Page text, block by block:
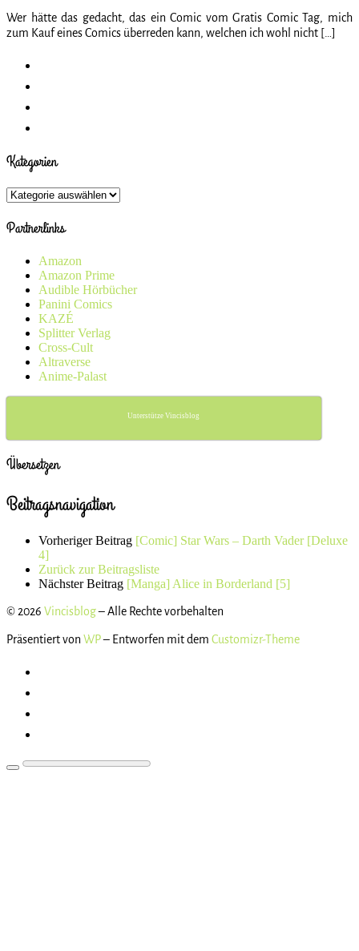
Wer hätte das gedacht, das ein Comic vom Gratis Comic Tag, mich
zum Kauf eines Comics überreden kann, welchen ich wohl nicht […]
Kategorien
Kategorien
Partnerlinks
Amazon
Amazon Prime
Audible Hörbücher
Panini Comics
KAZÉ
Splitter Verlag
Cross-Cult
Altraverse
Anime-Palast
Unterstütze Vincisblog
Übersetzen
Beitragsnavigation
Vorheriger Beitrag [Comic] Star Wars – Darth Vader [Deluxe
4]
Zurück zur Beitragsliste
Nächster Beitrag [Manga] Alice in Borderland [5]
© 2026 Vincisblog– Alle Rechte vorbehalten
Präsentiert von WP– Entworfen mit dem Customizr-Theme